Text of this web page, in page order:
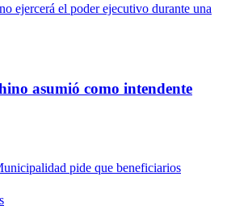
asumió como intendente